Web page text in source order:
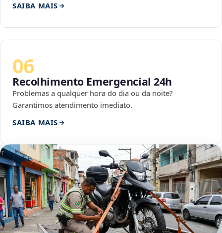
SAIBA MAIS
06
Recolhimento Emergencial 24h
Problemas a qualquer hora do dia ou da noite?
Garantimos atendimento imediato.
SAIBA MAIS